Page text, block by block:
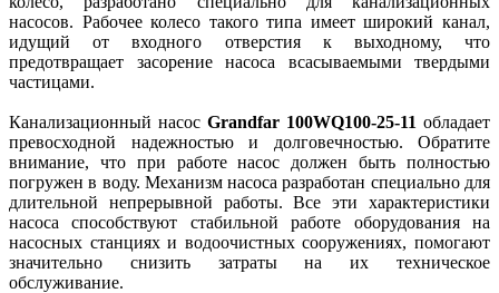
насосов. Рабочее колесо такого типа имеет широкий канал,
идущий от входного отверстия к выходному, что
предотвращает засорение насоса всасываемыми твердыми
частицами.
Канализационный насос Grandfar 100WQ100-25-11 обладает
превосходной надежностью и долговечностью. Обратите
внимание, что при работе насос должен быть полностью
погружен в воду. Механизм насоса разработан специально для
длительной непрерывной работы. Все эти характеристики
насоса способствуют стабильной работе оборудования на
насосных станциях и водоочистных сооружениях, помогают
значительно снизить затраты на их техническое
обслуживание.